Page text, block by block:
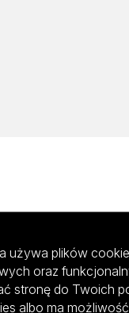
używa plików
oraz
stronę do Twoich
albo ma